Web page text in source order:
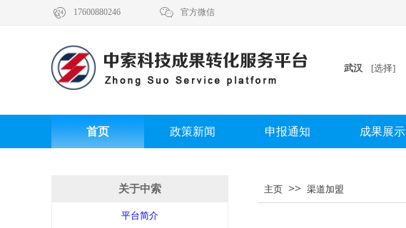
 17600880246  官方微信
武汉 [选择]
首页 政策新闻 申报通知 成果展示
关于中索
平台简介
主页 >> 渠道加盟